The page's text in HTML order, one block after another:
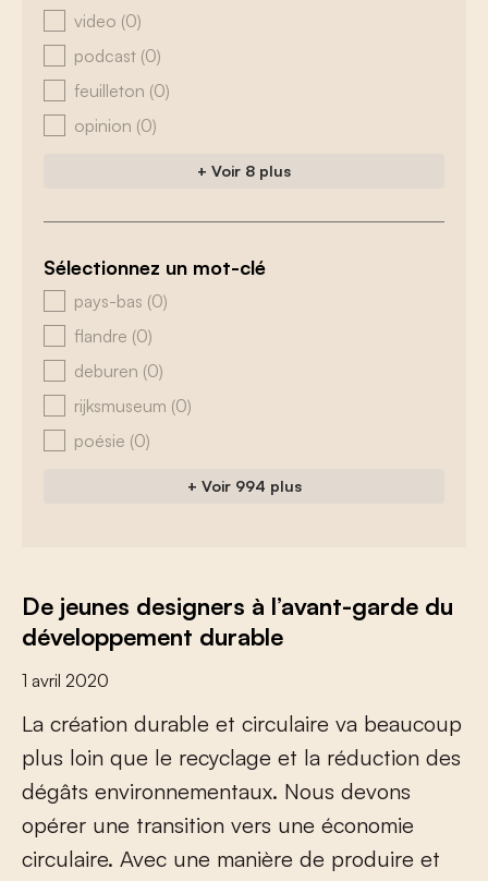
video (0)
podcast (0)
feuilleton (0)
opinion (0)
+ Voir 8 plus
Sélectionnez un mot-clé
zoeken - tags
pays-bas (0)
flandre (0)
deburen (0)
rijksmuseum (0)
poésie (0)
+ Voir 994 plus
De jeunes designers à l’avant-garde du
développement durable
1 avril 2020
La création durable et circulaire va beaucoup
plus loin que le recyclage et la réduction des
dégâts environnementaux. Nous devons
opérer une transition vers une économie
circulaire. Avec une manière de produire et